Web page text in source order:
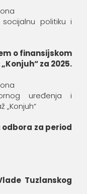
politiku i
o finansijskom
za 2025.
uređenja i
„Konjuh“
odbora za period
Tuzlanskog